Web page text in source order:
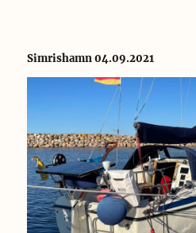
Simrishamn 04.09.2021